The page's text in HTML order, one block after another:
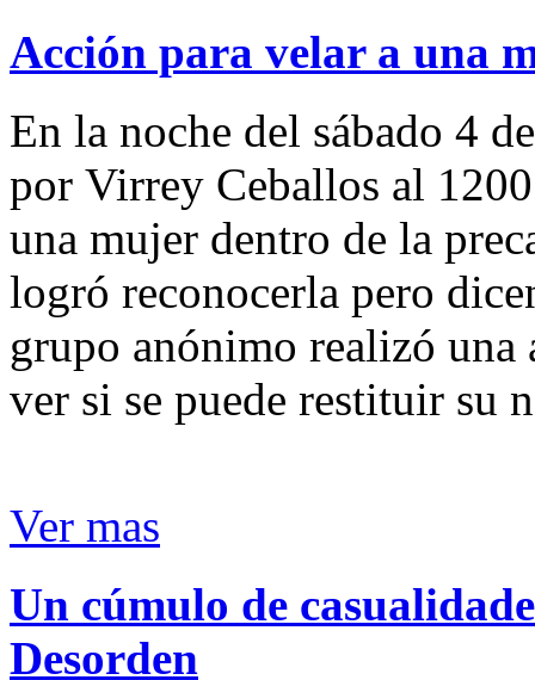
Acción para velar a una
En la noche del sábado 4
por Virrey Ceballos al
una mujer dentro de la
logró reconocerla pero
grupo anónimo realizó
ver si se puede restituir su
Ver mas
Un cúmulo de
Desorden